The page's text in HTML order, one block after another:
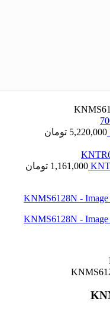
5,220,000 تومان
1,161,000 تومان